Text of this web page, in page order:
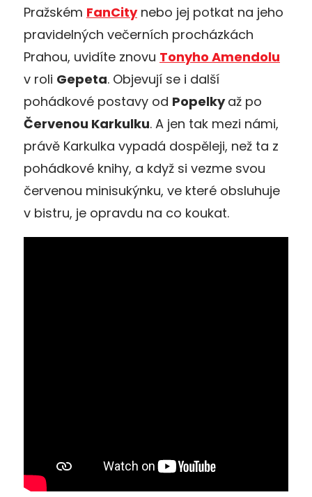
Pražském FanCitynebo jej potkat na jeho
pravidelných večerních procházkách
Prahou, uvidíte znovu Tonyho Amendolu
v roli Gepeta. Objevují se i další
pohádkové postavy od Popelkyaž po
Červenou Karkulku. A jen tak mezi námi,
právě Karkulka vypadá dospěleji, než ta z
pohádkové knihy, a když si vezme svou
červenou minisukýnku, ve které obsluhuje
v bistru, je opravdu na co koukat.